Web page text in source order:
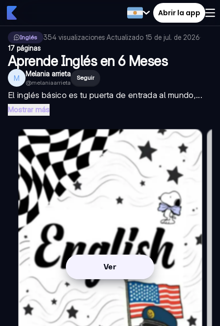
Abrir la app
Inglés 354 visualizaciones·Actualizado 15 de jul. de 2026·
17 páginas
Aprende Inglés en 6 Meses
M Melania arrieta
@melaniaarrieta
Seguir
El inglés básico es tu puerta de entrada al mundo,...
Mostrar más
Ver